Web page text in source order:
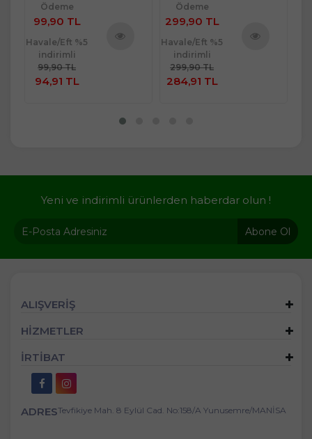
Ödeme
99,90 TL
Havale/Eft %5
indirimli
99,90 TL
94,91 TL
Ödeme
299,90 TL
Havale/Eft %5
indirimli
299,90 TL
284,91 TL
Yeni ve indirimli ürünlerden haberdar olun !
Abone Ol
ALIŞVERİŞ
HİZMETLER
İRTİBAT
ADRESTevfikiye Mah. 8 Eylül Cad. No:158/A Yunusemre/MANİSA